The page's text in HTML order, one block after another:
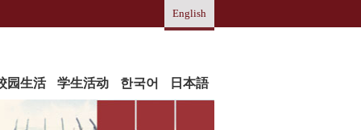
English
园生活 学生活动 한국어 日本語